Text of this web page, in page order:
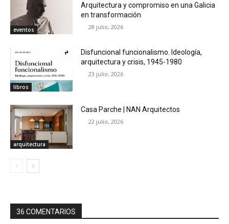
eventos
Arquitectura y compromiso en una Galicia
en transformación
28 julio, 2026
libros
Disfuncional funcionalismo. Ideología,
arquitectura y crisis, 1945-1980
23 julio, 2026
arquitectura
Casa Parche | NAN Arquitectos
22 julio, 2026
36 COMENTARIOS